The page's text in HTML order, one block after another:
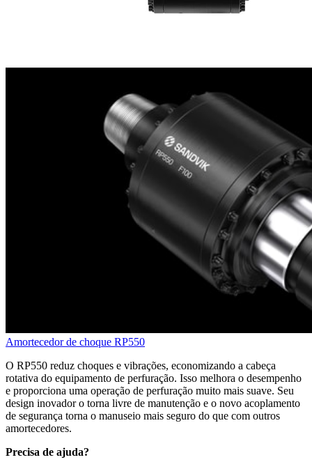
Amortecedor de choque RP550
O RP550 reduz choques e vibrações, economizando a cabeça
rotativa do equipamento de perfuração. Isso melhora o desempenho
e proporciona uma operação de perfuração muito mais suave. Seu
design inovador o torna livre de manutenção e o novo acoplamento
de segurança torna o manuseio mais seguro do que com outros
amortecedores.
Precisa de ajuda?